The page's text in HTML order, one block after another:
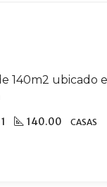
1 140.00 CASAS